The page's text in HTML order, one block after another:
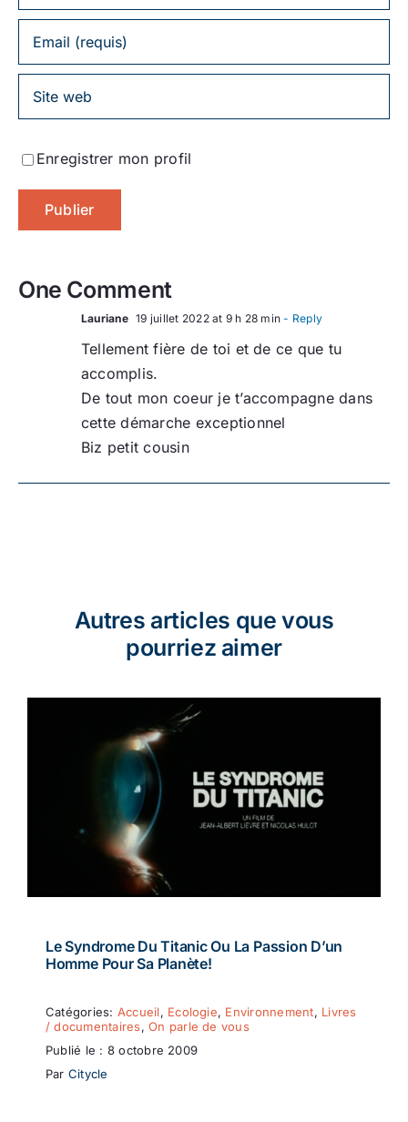
One Comment
Lauriane 19 juillet 2022 at 9 h 28 min - Reply
Tellement fière de toi et de ce que tu
accomplis.
De tout mon coeur je t’accompagne dans
cette démarche exceptionnel
Biz petit cousin
Enregistrer mon profil
Autres articles que vous
pourriez aimer
Le Syndrome Du Titanic Ou La Passion D’un
Homme Pour Sa Planète!
Catégories: Accueil, Ecologie, Environnement, Livres
/ documentaires,On parle de vous
Publié le : 8 octobre 2009
Par Citycle